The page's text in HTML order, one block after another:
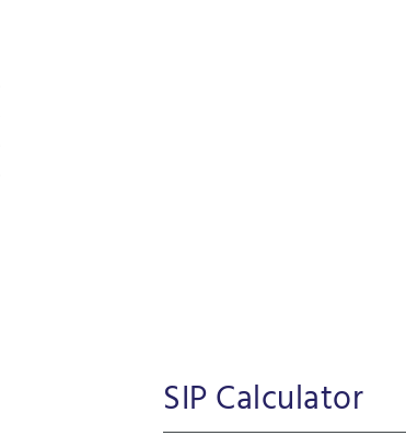
SIP Calculator